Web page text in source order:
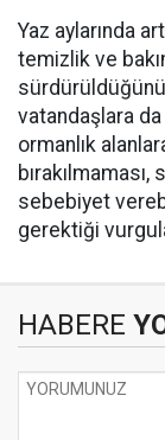
Yaz aylarında
temizlik ve
vatandaşlara
ormanlık
sebebiyet
gerektiği
HABERE